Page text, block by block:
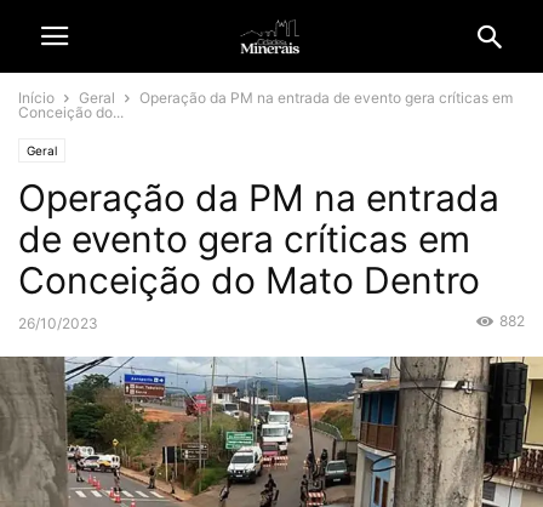
Início Geral
Operação da PM na entrada de evento gera críticas em
Conceição do...
Geral
Operação da PM na entrada
de evento gera críticas em
Conceição do Mato Dentro
26/10/2023 882